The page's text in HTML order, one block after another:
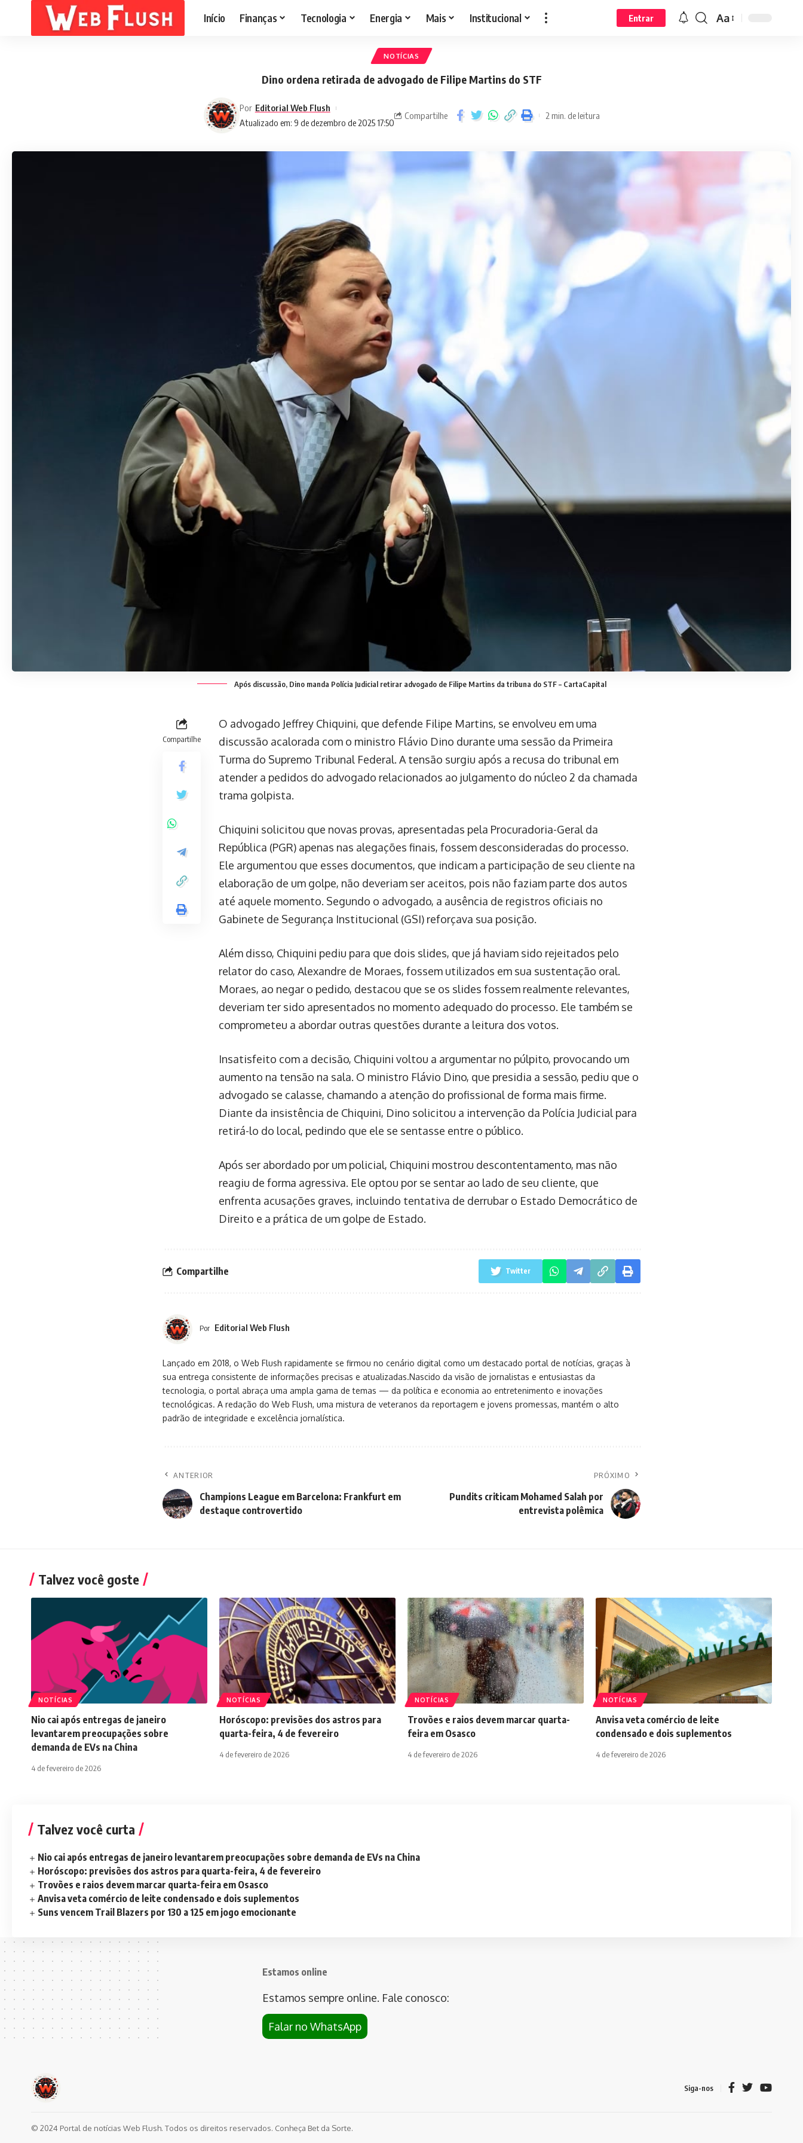
Início Finanças Tecnologia Energia Mais Institucional Entrar Aa
NOTÍCIAS
Dino ordena retirada de advogado de Filipe Martins do STF
Atualizado em: 9 de dezembro de 2025 17:50
Por Editorial Web Flush
Compartilhe 2 min. de leitura
Após discussão, Dino manda Polícia Judicial retirar advogado de Filipe Martins da tribuna do STF – CartaCapital
Compartilhe
O advogado Jeffrey Chiquini, que defende Filipe Martins, se envolveu em uma
discussão acalorada com o ministro Flávio Dino durante uma sessão da Primeira
Turma do Supremo Tribunal Federal. A tensão surgiu após a recusa do tribunal em
atender a pedidos do advogado relacionados ao julgamento do núcleo 2 da chamada
trama golpista.
Chiquini solicitou que novas provas, apresentadas pela Procuradoria-Geral da
República (PGR) apenas nas alegações finais, fossem desconsideradas do processo.
Ele argumentou que esses documentos, que indicam a participação de seu cliente na
elaboração de um golpe, não deveriam ser aceitos, pois não faziam parte dos autos
até aquele momento. Segundo o advogado, a ausência de registros oficiais no
Gabinete de Segurança Institucional (GSI) reforçava sua posição.
Além disso, Chiquini pediu para que dois slides, que já haviam sido rejeitados pelo
relator do caso, Alexandre de Moraes, fossem utilizados em sua sustentação oral.
Moraes, ao negar o pedido, destacou que se os slides fossem realmente relevantes,
deveriam ter sido apresentados no momento adequado do processo. Ele também se
comprometeu a abordar outras questões durante a leitura dos votos.
Insatisfeito com a decisão, Chiquini voltou a argumentar no púlpito, provocando um
aumento na tensão na sala. O ministro Flávio Dino, que presidia a sessão, pediu que o
advogado se calasse, chamando a atenção do profissional de forma mais firme.
Diante da insistência de Chiquini, Dino solicitou a intervenção da Polícia Judicial para
retirá-lo do local, pedindo que ele se sentasse entre o público.
Após ser abordado por um policial, Chiquini mostrou descontentamento, mas não
reagiu de forma agressiva. Ele optou por se sentar ao lado de seu cliente, que
enfrenta acusações graves, incluindo tentativa de derrubar o Estado Democrático de
Direito e a prática de um golpe de Estado.
Compartilhe Twitter
Por Editorial Web Flush
Lançado em 2018, o Web Flush rapidamente se firmou no cenário digital como um destacado portal de notícias, graças à
sua entrega consistente de informações precisas e atualizadas.Nascido da visão de jornalistas e entusiastas da
tecnologia, o portal abraça uma ampla gama de temas — da política e economia ao entretenimento e inovações
tecnológicas. A redação do Web Flush, uma mistura de veteranos da reportagem e jovens promessas, mantém o alto
padrão de integridade e excelência jornalística.
ANTERIOR
Champions League em Barcelona: Frankfurt em
destaque controvertido
PRÓXIMO
Pundits criticam Mohamed Salah por
entrevista polêmica
Talvez você goste
NOTÍCIAS
Nio cai após entregas de janeiro
levantarem preocupações sobre
demanda de EVs na China
4 de fevereiro de 2026
NOTÍCIAS
Horóscopo: previsões dos astros para
quarta-feira, 4 de fevereiro
4 de fevereiro de 2026
NOTÍCIAS
Trovões e raios devem marcar quarta-
feira em Osasco
4 de fevereiro de 2026
NOTÍCIAS
Anvisa veta comércio de leite
condensado e dois suplementos
4 de fevereiro de 2026
Talvez você curta
Nio cai após entregas de janeiro levantarem preocupações sobre demanda de EVs na China
Horóscopo: previsões dos astros para quarta-feira, 4 de fevereiro
Trovões e raios devem marcar quarta-feira em Osasco
Anvisa veta comércio de leite condensado e dois suplementos
Suns vencem Trail Blazers por 130 a 125 em jogo emocionante
Estamos online
Estamos sempre online. Fale conosco:
Falar no WhatsApp
Siga-nos
© 2024 Portal de notícias Web Flush. Todos os direitos reservados. Conheça Bet da Sorte.